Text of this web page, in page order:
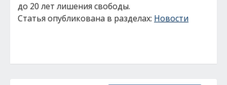
до 20 лет лишения свободы.
Статья опубликована в разделах: Новости